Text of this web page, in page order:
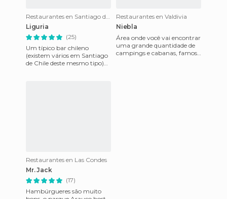
Restaurantes en Santiago do Chile
Liguria
(25)
Um típico bar chileno
(existem vários em Santiago
de Chile deste mesmo tipo)
Restaurantes en Valdivia
Niebla
Área onde você vai encontrar
uma grande quantidade de
campings e cabanas, famosa
Restaurantes en Las Condes
Mr. Jack
(17)
Hambúrgueres são muito